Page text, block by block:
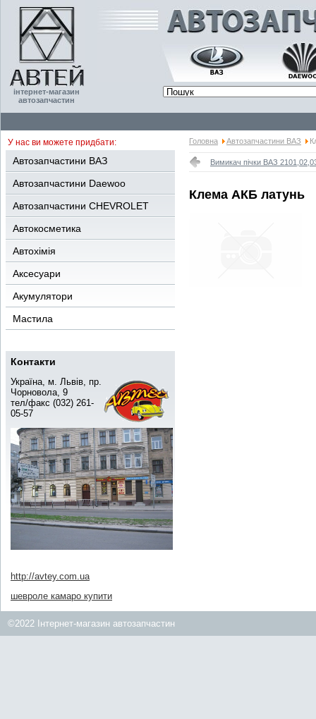
інтернет-магазин
автозапчастин
У нас ви можете придбати:
Автозапчастини ВАЗ
Автозапчастини Daewoo
Автозапчастини CHEVROLET
Автокосметика
Автохімія
Аксесуари
Акумулятори
Мастила
Контакти
Україна, м. Львів, пр.
Чорновола, 9
тел/факс (032) 261-
05-57
http://avtey.com.ua
шевроле камаро купити
Головна Автозапчастини ВАЗ
Вимикач пічки ВАЗ
Клема АКБ латунь
©2022 Інтернет-магазин автозапчастин